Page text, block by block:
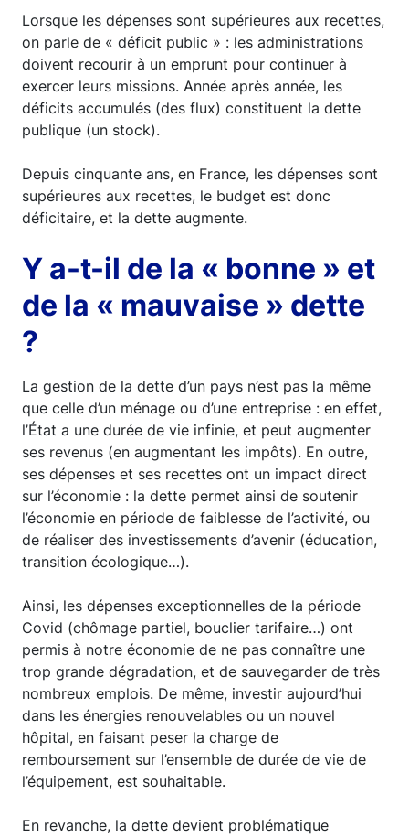
Lorsque les dépenses sont supérieures aux recettes,
on parle de « déficit public » : les administrations
doivent recourir à un emprunt pour continuer à
exercer leurs missions. Année après année, les
déficits accumulés (des flux) constituent la dette
publique (un stock).
Depuis cinquante ans, en France, les dépenses sont
supérieures aux recettes, le budget est donc
déficitaire, et la dette augmente.
Y a-t-il de la « bonne » et
de la « mauvaise » dette
?
La gestion de la dette d’un pays n’est pas la même
que celle d’un ménage ou d’une entreprise : en effet,
l’État a une durée de vie infinie, et peut augmenter
ses revenus (en augmentant les impôts). En outre,
ses dépenses et ses recettes ont un impact direct
sur l’économie : la dette permet ainsi de soutenir
l’économie en période de faiblesse de l’activité, ou
de réaliser des investissements d’avenir (éducation,
transition écologique…).
Ainsi, les dépenses exceptionnelles de la période
Covid (chômage partiel, bouclier tarifaire…) ont
permis à notre économie de ne pas connaître une
trop grande dégradation, et de sauvegarder de très
nombreux emplois. De même, investir aujourd’hui
dans les énergies renouvelables ou un nouvel
hôpital, en faisant peser la charge de
remboursement sur l’ensemble de durée de vie de
l’équipement, est souhaitable.
En revanche, la dette devient problématique